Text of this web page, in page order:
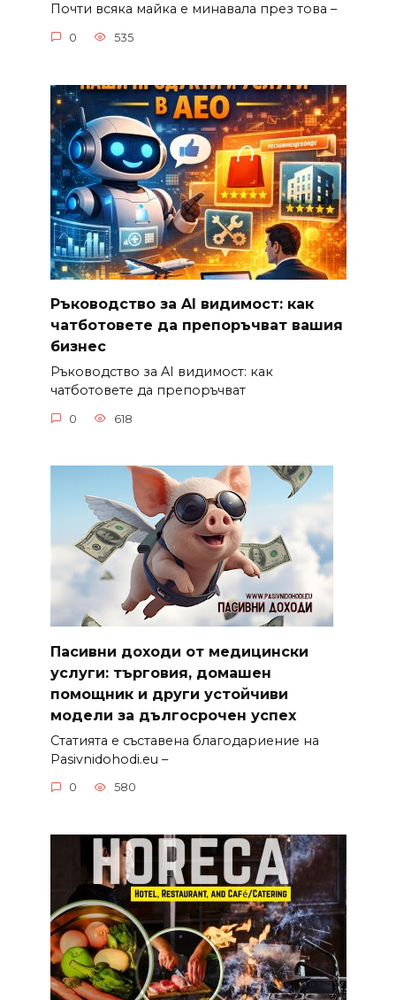
Почти всяка майка е минавала през това –
0 535
Ръководство за AI видимост: как
чатботовете да препоръчват вашия
бизнес
Ръководство за AI видимост: как
чатботовете да препоръчват
0 618
Пасивни доходи от медицински
услуги: търговия, домашен
помощник и други устойчиви
модели за дългосрочен успех
Статията е съставена благодариение на
Pasivnidohodi.eu –
0 580